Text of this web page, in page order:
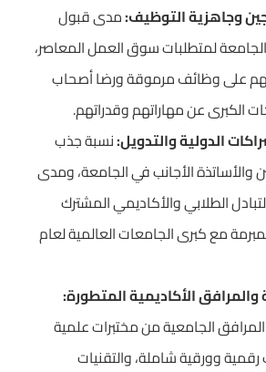
وجاهزية التوظيف:مدى قبول
لمتطلبات سوق العمل المعاصر،
على وظائف مرموقة ورضا أصحاب
الكبرى عن مهاراتهم وقدراتهم.
الدولية والتدويل:نسبة جذب
والأساتذة الأجانب في الجامعة، ومدى
الطلابي والأكاديمي المشترك
مع كبرى الجامعات العالمية لعام
والمرافق الأكاديمية المتطورة:
الجامعية من مختبرات علمية
رقمية وورقية شاملة، والتقنيات